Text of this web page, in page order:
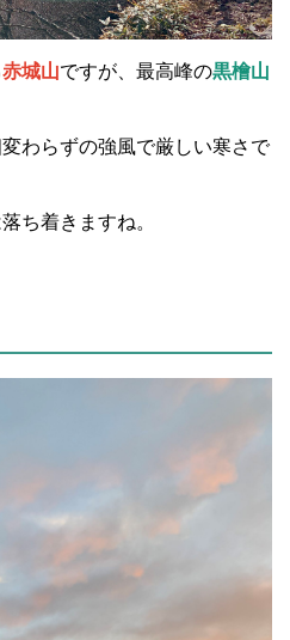
赤城山ですが、最高峰の黒檜山
わらずの強風で厳しい寒さで
ち着きますね。